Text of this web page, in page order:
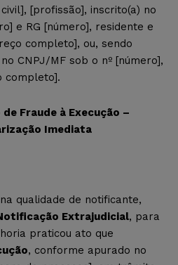
[profissão], inscrito(a) no
e RG [número], residente e
completo], ou, sendo
CNPJ/MF sob o nº [número],
completo].
Fraude à Execução –
Imediata
qualidade de notificante,
Extrajudicial, para
praticou ato que
, conforme apurado no